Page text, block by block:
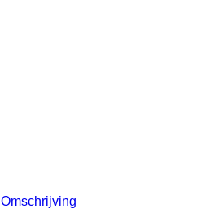
Omschrijving